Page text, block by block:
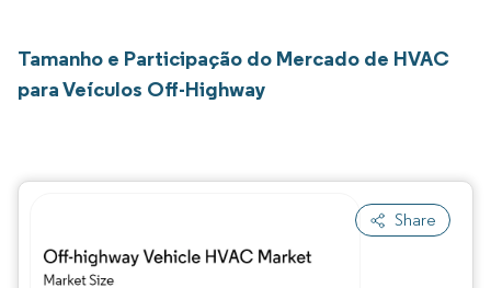
Tamanho e Participação do Mercado de HVAC
para Veículos Off-Highway
Share